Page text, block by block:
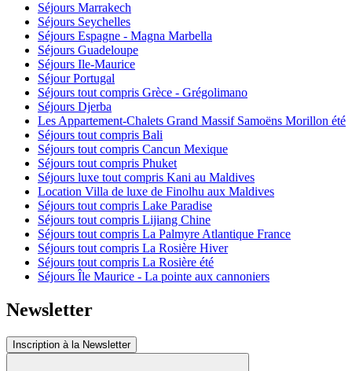
Séjours Marrakech
Séjours Seychelles
Séjours Espagne - Magna Marbella
Séjours Guadeloupe
Séjours Ile-Maurice
Séjour Portugal
Séjours tout compris Grèce - Grégolimano
Séjours Djerba
Les Appartement-Chalets Grand Massif Samoëns Morillon été
Séjours tout compris Bali
Séjours tout compris Cancun Mexique
Séjours tout compris Phuket
Séjours luxe tout compris Kani au Maldives
Location Villa de luxe de Finolhu aux Maldives
Séjours tout compris Lake Paradise
Séjours tout compris Lijiang Chine
Séjours tout compris La Palmyre Atlantique France
Séjours tout compris La Rosière Hiver
Séjours tout compris La Rosière été
Séjours Île Maurice - La pointe aux cannoniers
Newsletter
Inscription à la Newsletter